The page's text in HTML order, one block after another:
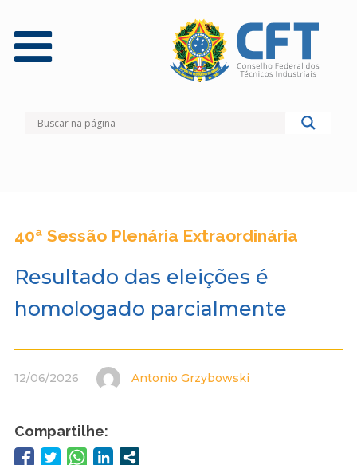
40ª Sessão Plenária Extraordinária
Resultado das eleições é
homologado parcialmente
12/06/2026 Antonio Grzybowski
Compartilhe: